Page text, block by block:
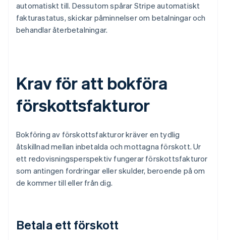
automatiskt till. Dessutom spårar Stripe automatiskt
fakturastatus, skickar påminnelser om betalningar och
behandlar återbetalningar.
Krav för att bokföra
förskottsfakturor
Bokföring av förskottsfakturor kräver en tydlig
åtskillnad mellan inbetalda och mottagna förskott. Ur
ett redovisningsperspektiv fungerar förskottsfakturor
som antingen fordringar eller skulder, beroende på om
de kommer till eller från dig.
Betala ett förskott